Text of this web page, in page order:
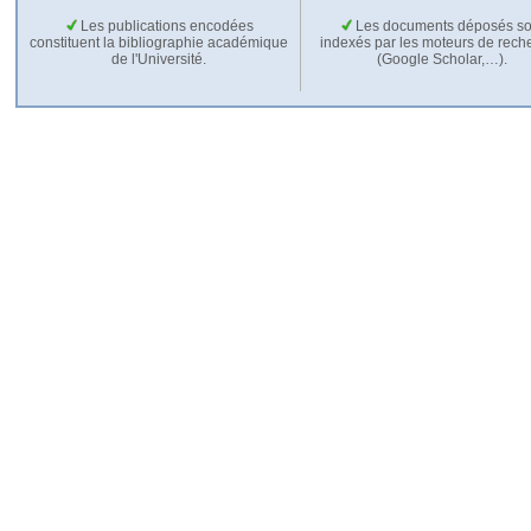
Les publications encodées
constituent la bibliographie académique
de l'Université.
Les documents déposés
indexés par les moteurs de
(Google Scholar,…).